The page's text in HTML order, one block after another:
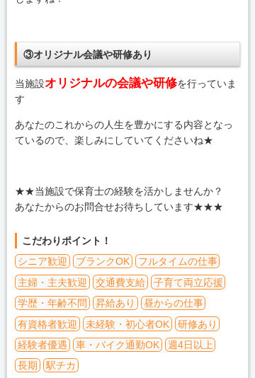
③オリジナル会議や研修あり
当施設オリジナルの会議や研修を行っていま
す
あなたのこれからの人生を豊かにする内容となっ
ているので、楽しみにしていてくださいね★
★★当施設で保育士の経験を活かしませんか？
あなたからのお問合せお待ちしています★★★
こだわりポイント！
シニア歓迎
ブランクOK
フルタイムの仕事
主婦・主夫歓迎
交通費支給
子育て両立応援
学歴・年齢不問
昇給あり
昼からの仕事
有資格者歓迎
未経験・初心者OK
研修あり
経験者優遇
車・バイク通勤OK
週4日以上
長期
駅チカ